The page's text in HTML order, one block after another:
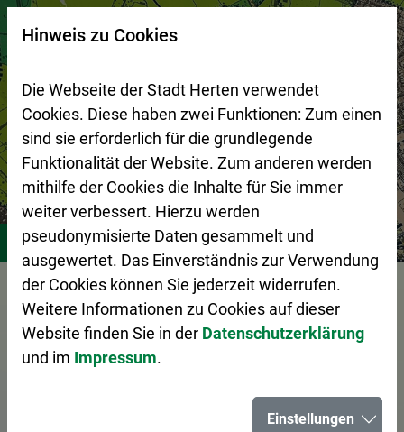
Zur Startseite (Schnelltaste 0)
Zum Seitenanfang springen (Schnelltaste A)
Zur Navigation/Menü springen (Schnelltaste M)
Zur Suche springen (Schnelltaste 8)
Zum Inhalt springen (Schnelltaste I)
Zum Fußbereich springen (Schnelltaste Z)
Stadtgestaltung Planung und Entwicklung Generelle
Vorlesen
Suchseite mit Schnellsuche
Hinweis zu Cookies
Die Webseite der Stadt Herten verwendet
Cookies. Diese haben zwei Funktionen: Zum einen
sind sie erforderlich für die grundlegende
Funktionalität der Website. Zum anderen werden
mithilfe der Cookies die Inhalte für Sie immer
weiter verbessert. Hierzu werden
pseudonymisierte Daten gesammelt und
ausgewertet. Das Einverständnis zur Verwendung
der Cookies können Sie jederzeit widerrufen.
Weitere Informationen zu Cookies auf dieser
Website finden Sie in der Datenschutzerklärung
und im Impressum.
Einstellungen